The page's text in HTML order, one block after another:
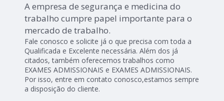
A empresa de segurança e medicina do
trabalho cumpre papel importante para o
mercado de trabalho.
Fale conosco e solicite já o que precisa com toda a
Qualificada e Excelente necessária. Além dos já
citados, também oferecemos trabalhos como
EXAMES ADMISSIONAIS e EXAMES ADMISSIONAIS.
Por isso, entre em contato conosco,estamos sempre
a disposição do cliente.